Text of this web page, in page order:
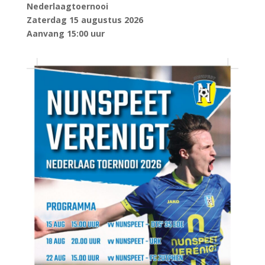
Nederlaagtoernooi
Zaterdag 15 augustus 2026
Aanvang 15:00 uur